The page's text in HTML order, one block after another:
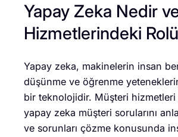
Yapay Zeka Nedir
Hizmetlerindeki Rolü
Yapay zeka, makinelerin insan
düşünme ve öğrenme
bir teknolojidir. Müşteri hizmetleri
yapay zeka müşteri sorularını
ve sorunları çözme konusunda